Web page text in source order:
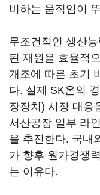
비하는 움직임이
무조건적인 생산
된 재원을 효율적
개조에 따른 초기
다. 실제 SK온의
장장치) 시장 대응
서산공장 일부 라
을 추진한다. 국내
가 향후 원가경쟁
는 이유다.